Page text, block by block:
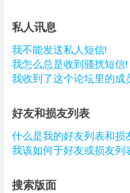
私人讯息
我不能发送私人短信!
我怎么总是收到骚扰短信!
我收到了这个论坛里的
好友和损友列表
什么是我的好友列表和损
我该如何于好友或损友列
搜索版面